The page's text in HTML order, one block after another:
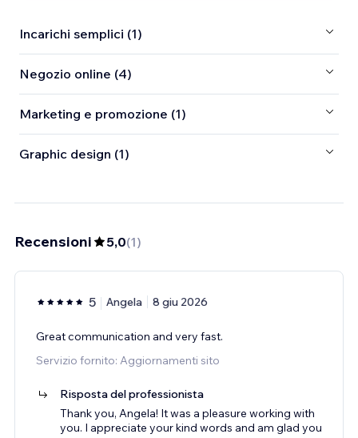
Incarichi semplici (1)
Negozio online (4)
Marketing e promozione (1)
Graphic design (1)
Recensioni 5,0(1)
5 Angela 8 giu 2026
Great communication and very fast.
Servizio fornito: Aggiornamenti sito
Risposta del professionista
Thank you, Angela! It was a pleasure working with
you. I appreciate your kind words and am glad you